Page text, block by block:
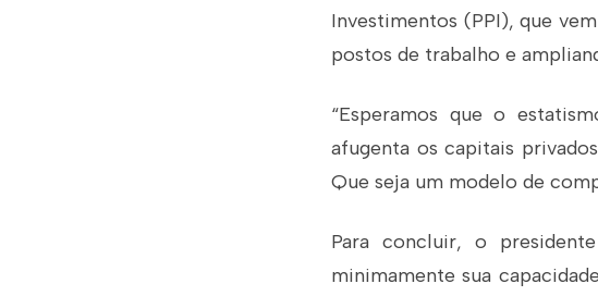
Investimentos (PPI), que
postos de trabalho e
“Esperamos que o
afugenta os capitais
Que seja um modelo de
Para concluir, o
minimamente sua